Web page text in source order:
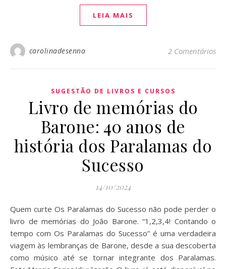
LEIA MAIS
carolinadesenna 2 Comentários
SUGESTÃO DE LIVROS E CURSOS
Livro de memórias do
Barone: 40 anos de
história dos Paralamas do
Sucesso
14/10/2024
Quem curte Os Paralamas do Sucesso não pode perder o
livro de memórias do João Barone. “1,2,3,4! Contando o
tempo com Os Paralamas do Sucesso” é uma verdadeira
viagem às lembranças de Barone, desde a sua descoberta
como músico até se tornar integrante dos Paralamas.